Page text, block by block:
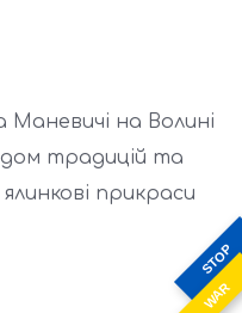
STOP
WAR
Маневичі на Волині
традицій та
прикраси